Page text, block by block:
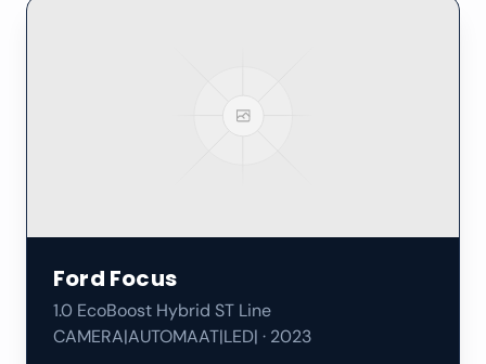
Ford Focus
1.0 EcoBoost Hybrid ST Line
CAMERA|AUTOMAAT|LED| · 2023